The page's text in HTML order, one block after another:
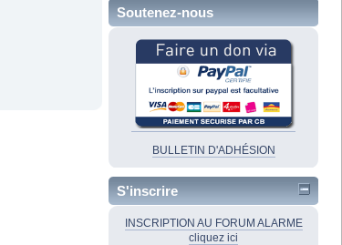
Soutenez-nous
BULLETIN D'ADHÉSION
S'inscrire
INSCRIPTION AU FORUM ALARME
cliquez ici